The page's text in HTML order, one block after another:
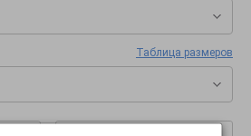
Таблица размеров